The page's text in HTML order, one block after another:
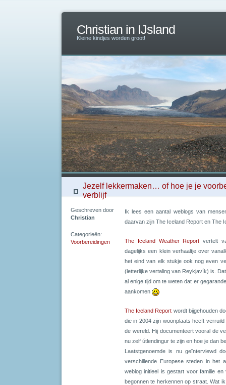
Christian in IJsland
Kleine kindjes worden groot!
Jezelf lekkermaken… of hoe je je
verblijf
Ik lees een aantal weblogs van
daarvan zijn The Iceland Report en The
The Iceland Weather Report vertelt
dagelijks een klein verhaaltje over
het eind van elk stukje ook nog even
(letterlijke vertaling van Reykjavík) is.
al enige tijd om te weten dat er
aankomen
The Iceland Report wordt bijgehouden
die in 2004 zijn woonplaats heeft
de wereld. Hij documenteert vooral de
nu zelf útlendingur te zijn en hoe je dan
Laatstgenoemde is nu geïnterviewd
verschillende Europese steden in het
weblog initieel is gestart voor familie
begonnen te herkennen op straat. Wat
Geschreven door
Christian
Categorieën:
Voorbereidingen